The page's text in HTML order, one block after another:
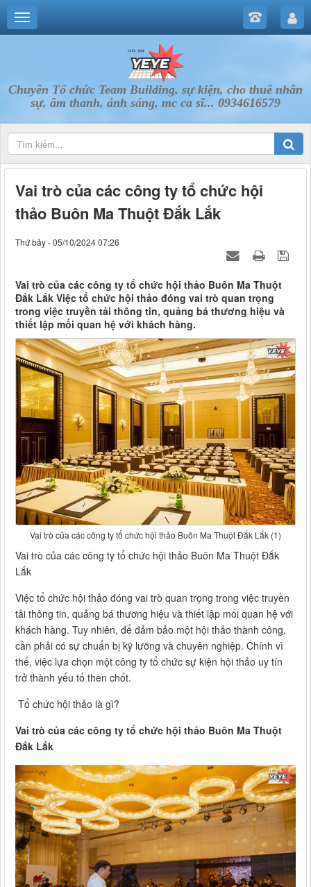
Chuyên Tổ chức Team Building, sự kiện, cho thuê nhân
sự, âm thanh, ánh sáng, mc ca sĩ... 0934616579
Vai trò của các công ty tổ chức hội
thảo Buôn Ma Thuột Đắk Lắk
Thứ bảy - 05/10/2024 07:26
Vai trò của các công ty tổ chức hội thảo Buôn Ma Thuột
Đắk Lắk Việc tổ chức hội thảo đóng vai trò quan trọng
trong việc truyền tải thông tin, quảng bá thương hiệu và
thiết lập mối quan hệ với khách hàng.
Vai trò của các công ty tổ chức hội thảo Buôn Ma Thuột Đắk Lắk (1)
Vai trò của các công ty tổ chức hội thảo Buôn Ma Thuột Đắk
Lắk
Việc tổ chức hội thảo đóng vai trò quan trọng trong việc truyền
tải thông tin, quảng bá thương hiệu và thiết lập mối quan hệ với
khách hàng. Tuy nhiên, để đảm bảo một hội thảo thành công,
cần phải có sự chuẩn bị kỹ lưỡng và chuyên nghiệp. Chính vì
thế, việc lựa chọn một công ty tổ chức sự kiện hội thảo uy tín
trở thành yếu tố then chốt.
Tổ chức hội thảo là gì?
Vai trò của các công ty tổ chức hội thảo Buôn Ma Thuột
Đắk Lắk